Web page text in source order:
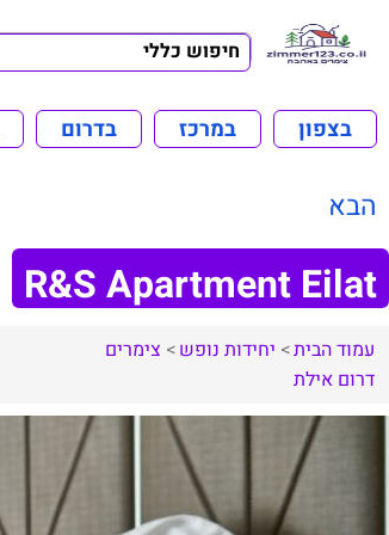
חיפוש כללי
בצפון במרכז בדרום
הבא
R&S Apartment Eilat
עמוד הבית יחידות נופש
צימרים
דרום אילת